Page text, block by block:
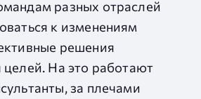
разных отраслей
к изменениям
решения
На это работают
за плечами